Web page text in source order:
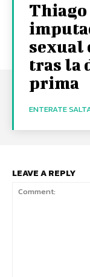
Thiago
sexual
tras la
prima
ENTERATE
LEAVE A REPLY